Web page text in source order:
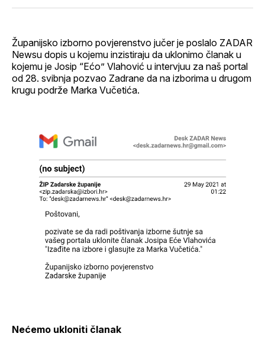
Županijsko izborno povjerenstvo jučer je poslalo ZADAR
Newsu dopis u kojemu inzistiraju da uklonimo članak u
kojemu je Josip “Ećo” Vlahović u intervjuu za naš portal
od 28. svibnja pozvao Zadrane da na izborima u drugom
krugu podrže Marka Vučetića.
Nećemo ukloniti članak